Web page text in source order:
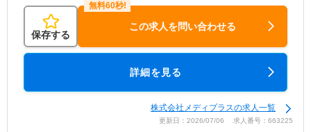
保存する
この求人を問い合わせる
詳細を見る
株式会社メディプラスの求人一覧
更新日：2026/07/06 求人番号：663225